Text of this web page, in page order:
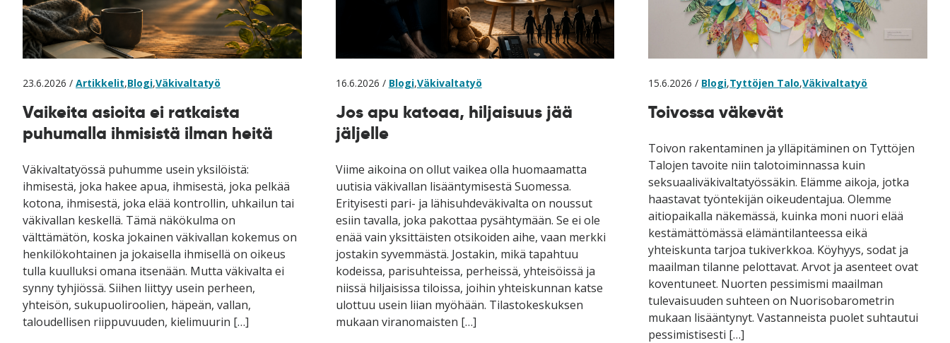
23.6.2026 / Artikkelit,Blogi,Väkivaltatyö
Vaikeita asioita ei ratkaista
puhumalla ihmisistä ilman heitä
Väkivaltatyössä puhumme usein yksilöistä:
ihmisestä, joka hakee apua, ihmisestä, joka pelkää
kotona, ihmisestä, joka elää kontrollin, uhkailun tai
väkivallan keskellä. Tämä näkökulma on
välttämätön, koska jokainen väkivallan kokemus on
henkilökohtainen ja jokaisella ihmisellä on oikeus
tulla kuulluksi omana itsenään. Mutta väkivalta ei
synny tyhjiössä. Siihen liittyy usein perheen,
yhteisön, sukupuoliroolien, häpeän, vallan,
taloudellisen riippuvuuden, kielimuurin […]
16.6.2026 / Blogi,Väkivaltatyö
Jos apu katoaa, hiljaisuus jää
jäljelle
Viime aikoina on ollut vaikea olla huomaamatta
uutisia väkivallan lisääntymisestä Suomessa.
Erityisesti pari- ja lähisuhdeväkivalta on noussut
esiin tavalla, joka pakottaa pysähtymään. Se ei ole
enää vain yksittäisten otsikoiden aihe, vaan merkki
jostakin syvemmästä. Jostakin, mikä tapahtuu
kodeissa, parisuhteissa, perheissä, yhteisöissä ja
niissä hiljaisissa tiloissa, joihin yhteiskunnan katse
ulottuu usein liian myöhään. Tilastokeskuksen
mukaan viranomaisten […]
15.6.2026 / Blogi,Tyttöjen Talo,Väkivaltatyö
Toivossa väkevät
Toivon rakentaminen ja ylläpitäminen on Tyttöjen
Talojen tavoite niin talotoiminnassa kuin
seksuaaliväkivaltatyössäkin. Elämme aikoja, jotka
haastavat työntekijän oikeudentajua. Olemme
aitiopaikalla näkemässä, kuinka moni nuori elää
kestämättömässä elämäntilanteessa eikä
yhteiskunta tarjoa tukiverkkoa. Köyhyys, sodat ja
maailman tilanne pelottavat. Arvot ja asenteet ovat
koventuneet. Nuorten pessimismi maailman
tulevaisuuden suhteen on Nuorisobarometrin
mukaan lisääntynyt. Vastanneista puolet suhtautui
pessimistisesti […]